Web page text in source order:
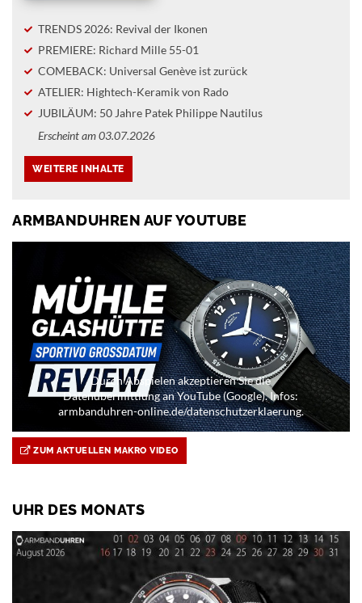
TRENDS 2026: Revival der Ikonen
PREMIERE: Richard Mille 55-01
COMEBACK: Universal Genève ist zurück
ATELIER: Hightech-Keramik von Rado
JUBILÄUM: 50 Jahre Patek Philippe Nautilus
Erscheint am 03.07.2026
ARMBANDUHREN AUF YOUTUBE
Durch Abspielen akzeptieren Sie die
Datenübermittlung an YouTube (Google). Infos:
armbanduhren-online.de/datenschutzerklaerung.
ZUM AKTUELLEN MAKRO VIDEO
UHR DES MONATS